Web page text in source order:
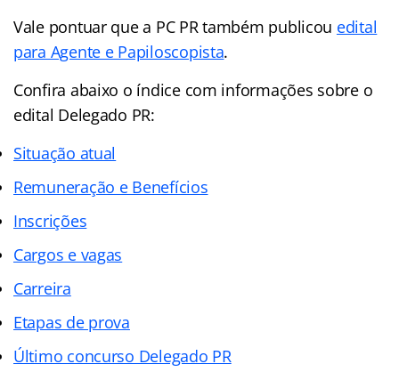
Vale pontuar que a PC PR também publicou edital
para Agente e Papiloscopista.
Confira abaixo o índicecom informações sobre o
edital Delegado PR:
Situação atual
Remuneração e Benefícios
Inscrições
Cargos e vagas
Carreira
Etapas de prova
Último concurso Delegado PR